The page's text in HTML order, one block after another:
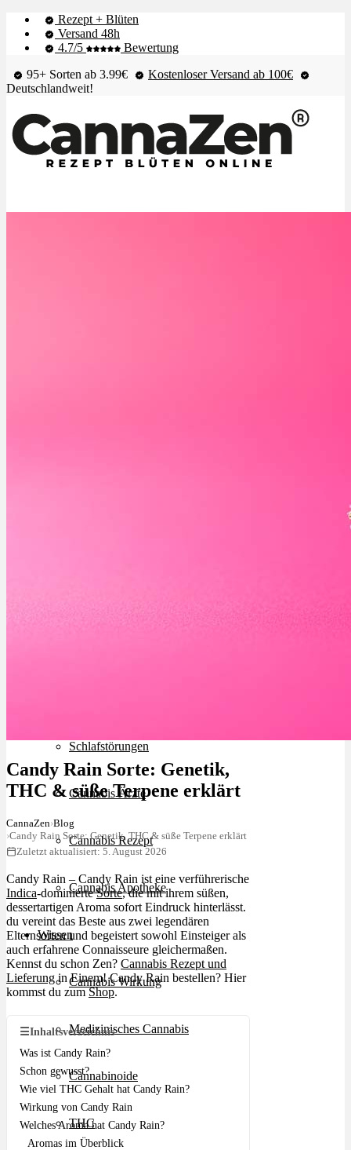
Rezept + Blüten
Versand 48h
4.7/5
Bewertung
95+ Sorten ab 3.99€
Kostenloser Versand ab 100€
Deutschlandweit!
Schlafstörungen
Cannabis Ärzte
Cannabis Rezept
Cannabis Apotheke
Wissen
Cannabis Wirkung
Medizinisches Cannabis
Cannabinoide
THC
Candy Rain Sorte: Genetik,
THC & süße Terpene erklärt
CannaZen›Blog
›Candy Rain Sorte: Genetik, THC & süße Terpene erklärt
Zuletzt aktualisiert: 5. August 2026
Candy Rain – Candy Rain ist eine verführerische
Indica-dominierteSorte, die mit ihrem süßen,
dessertartigen Aroma sofort Eindruck hinterlässt.
du vereint das Beste aus zwei legendären
Elternsorten und begeistert sowohl Einsteiger als
auch erfahrene Connaisseure gleichermaßen.
Kennst du schon Zen? Cannabis Rezept und
Lieferungin Einem! Candy Rain bestellen? Hier
kommst du zumShop.
☰Inhaltsverzeichnis
Was ist Candy Rain?
Schon gewusst?
Wie viel THC Gehalt hat Candy Rain?
Wirkung von Candy Rain
Welches Aroma hat Candy Rain?
Aromas im Überblick